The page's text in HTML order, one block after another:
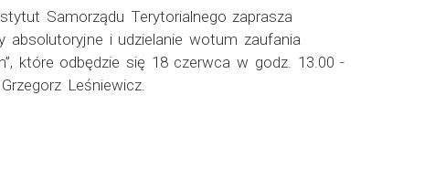
Samorządu Terytorialnego zaprasza
absolutoryjne i udzielanie wotum zaufania
które odbędzie się 18 czerwca w godz. 13.00 -
Leśniewicz.